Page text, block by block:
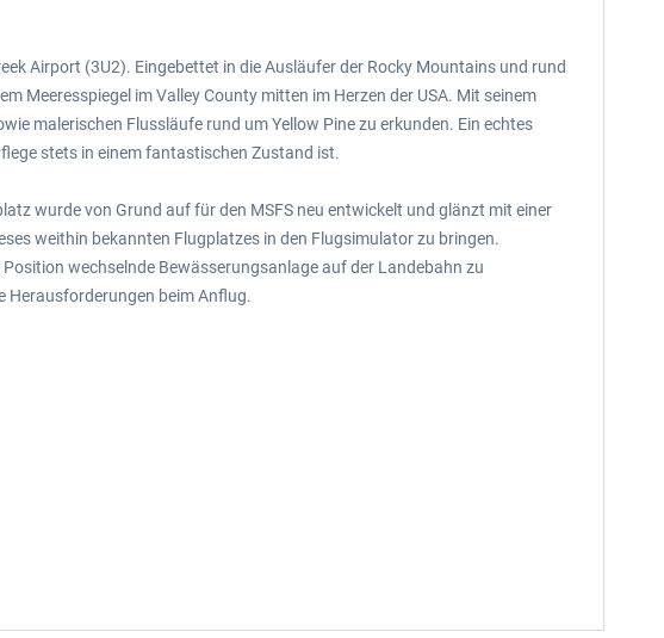
Airport (3U2). Eingebettet in die Ausläufer der Rocky Mountains und rund
Meeresspiegel im Valley County mitten im Herzen der USA. Mit seinem
malerischen Flussläufe rund um Yellow Pine zu erkunden. Ein echtes
stets in einem fantastischen Zustand ist.
wurde von Grund auf für den MSFS neu entwickelt und glänzt mit einer
weithin bekannten Flugplatzes in den Flugsimulator zu bringen.
wechselnde Bewässerungsanlage auf der Landebahn zu
Herausforderungen beim Anflug.